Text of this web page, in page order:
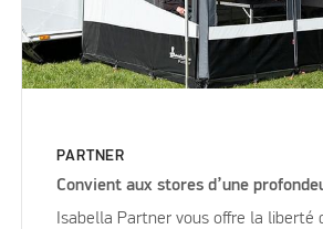
PARTNER
Convient aux stores d’une
Isabella Partner vous offre la liberté